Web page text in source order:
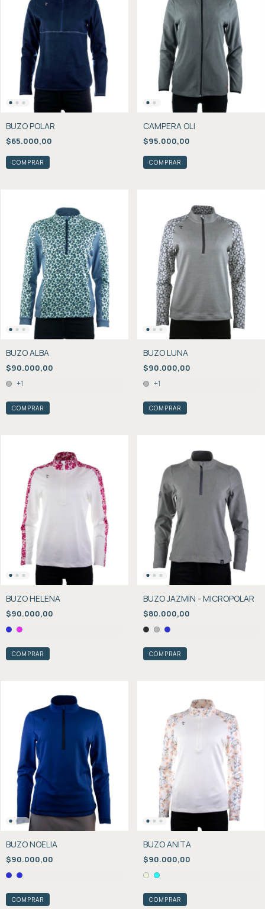
BUZO POLAR
$65.000,00
COMPRAR
CAMPERA OLI
$95.000,00
COMPRAR
BUZO ALBA
$90.000,00
+1
COMPRAR
BUZO LUNA
$90.000,00
+1
COMPRAR
BUZO HELENA
$90.000,00
COMPRAR
BUZO JAZMÍN - MICROPOLAR
$80.000,00
COMPRAR
BUZO NOELIA
$90.000,00
COMPRAR
BUZO ANITA
$90.000,00
COMPRAR